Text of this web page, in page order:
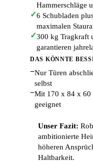
Hammerschläge
✓6 Schubladen
maximalen
✓300 kg Tragkraft
garantieren
DAS KÖNNTE
−Nur Türen
selbst
−Mit 170 x 84 x 60
geeignet
Unser Fazit:
ambitionierte
höheren
Haltbarkeit.